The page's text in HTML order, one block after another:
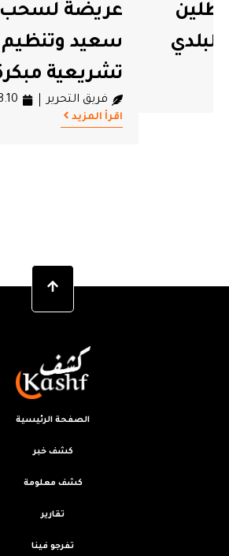
عريضة لسحب الثقة
سعيد وتنظيم انتخابات
تشريعية مبكرة
فريق التحرير 2026.08.10
الصفحة الرئيسية
كشف خبر
كشف معلومة
تقارير
تفرجو فينا